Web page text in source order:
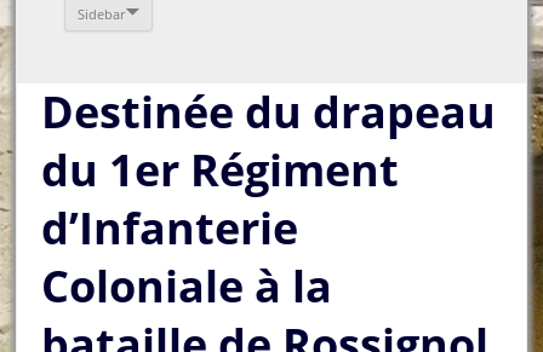
Sidebar
Destinée du drapeau
du 1er Régiment
d’Infanterie
Coloniale à la